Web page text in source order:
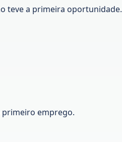
teve a primeira oportunidade.
primeiro emprego.